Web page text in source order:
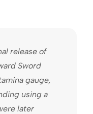
release of
Sword
gauge,
using a
later